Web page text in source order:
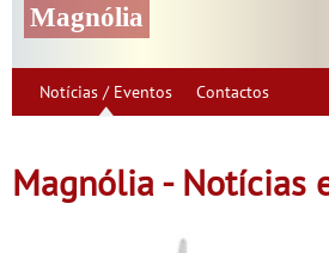
Magnólia
Notícias / Eventos Contactos
Magnólia - Notícias